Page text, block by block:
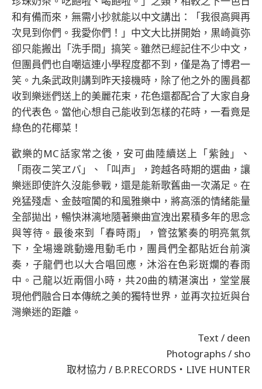
和有備而來，無需小抄就能以中文講出：「我很高興再
次見到你們。我愛你們！」中文大比拼開始，黒崎眞弥
卻只能搬出「洗手間」搞笑。雖然已經記住不少中文，
但團員們也自嘲這連小學程度都不到，僅是為了博君一
笑。九条武政則講到昨天接機時，除了他之外的團員都
收到樂迷們送上的美麗花束，花色還都配合了大家自身
的代表色。當他心想自己能收到怎樣的花時，一看竟是
綠色的花椰菜！
歡樂的MC話家常之後，安可曲陸續送上「紫蝕」、
「雨夜ニ笑ヱバ」、「叫声」，跨越各時期的選曲，讓
樂迷即使許久沒能參戰，還是能新歌舊曲一次滿足。在
兇猛殘虐、金鼓喧闐的和風雅樂中，將高漲的情緒能量
全部拋出，暢快淋漓地隨著樂曲宣洩出累積多年的思念
與等待。最後來到「春時雨」，管弦繁奏的明亮氣氛
下，全場邊跳動邊甩動毛巾，團員們全都貼近台前演
奏，子龍們也以大合唱回應，沐浴在色彩斑爛的春雨
中。己龍以近兩個小時，共20曲的精湛演出，堂堂展
現他們融合日本傳統之美的獨特世界，並再次拉近與台
灣樂迷的距離。
Text / deen
Photographs / sho
取材協力 / B.P.RECORDS‧LIVE HUNTER